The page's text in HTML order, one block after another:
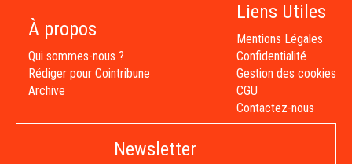
À propos
Qui sommes-nous ?
Rédiger pour Cointribune
Archive
Liens Utiles
Mentions Légales
Confidentialité
Gestion des cookies
CGU
Contactez-nous
Newsletter